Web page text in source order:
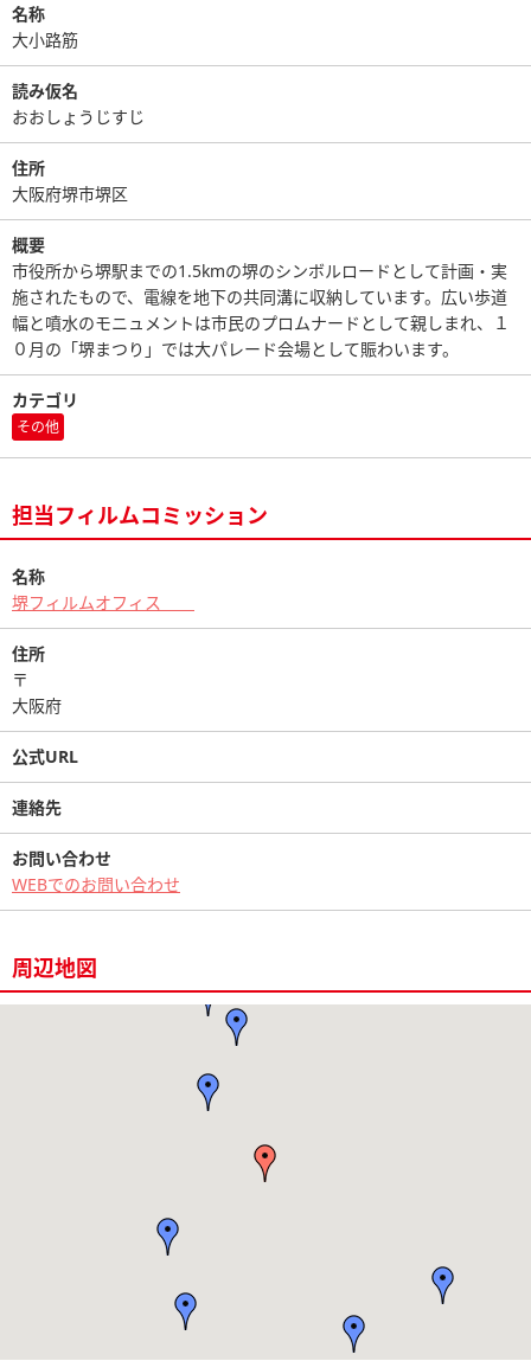
名称
大小路筋
読み仮名
おおしょうじすじ
住所
大阪府堺市堺区
概要
市役所から堺駅までの1.5kmの堺のシンボルロードとして計画・実
施されたもので、電線を地下の共同溝に収納しています。広い歩道
幅と噴水のモニュメントは市民のプロムナードとして親しまれ、１
０月の「堺まつり」では大パレード会場として賑わいます。
カテゴリ
その他
担当フィルムコミッション
名称
堺フィルムオフィス
住所
〒
大阪府
公式URL
連絡先
お問い合わせ
WEBでのお問い合わせ
周辺地図